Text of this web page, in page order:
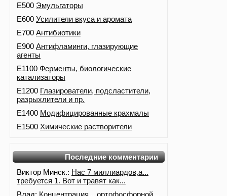
E500 Эмульгаторы
E600 Усилители вкуса и аромата
E700 Антибиотики
E900 Антифламинги, глазирующие
агенты
E1100 Ферменты, биологические
катализаторы
E1200 Глазирователи, подсластители,
разрыхлители и пр.
E1400 Модифицированные крахмалы
E1500 Химические растворители
Последние комментарии
Виктор Минск.: Нас 7 миллиардов,а...
требуется 1. Вот и травят как...
Влад: Концентрация... ортофосфорной...